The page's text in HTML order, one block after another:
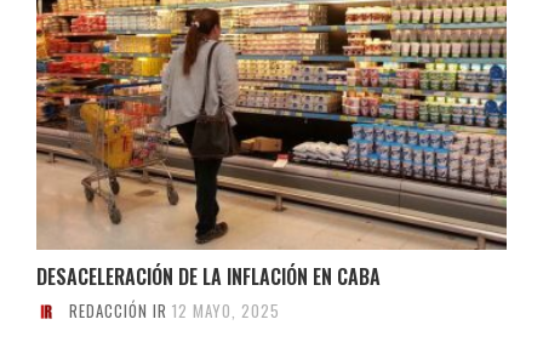
DESACELERACIÓN DE LA INFLACIÓN EN CABA
REDACCIÓN IR 12 MAYO, 2025